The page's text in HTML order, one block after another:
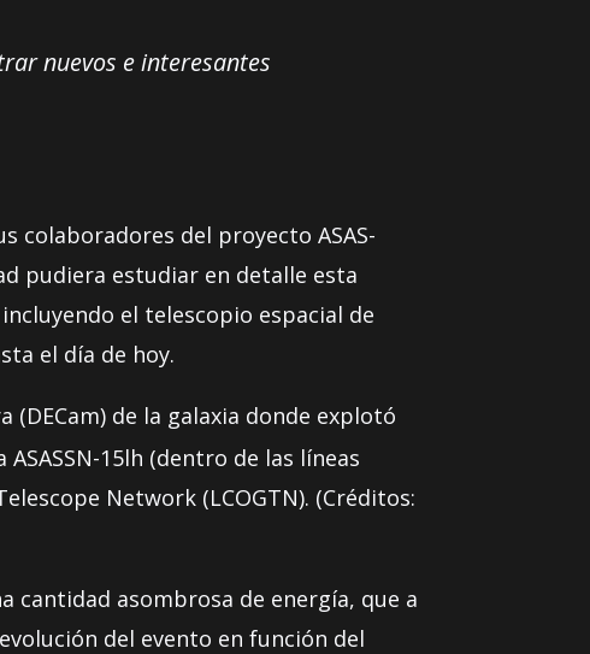
nuevos e interesantes
colaboradores del proyecto ASAS-
pudiera estudiar en detalle esta
el telescopio espacial de
el día de hoy.
(DECam) de la galaxia donde explotó
15lh (dentro de las líneas
Network (LCOGTN). (Créditos:
cantidad asombrosa de energía, que a
del evento en función del